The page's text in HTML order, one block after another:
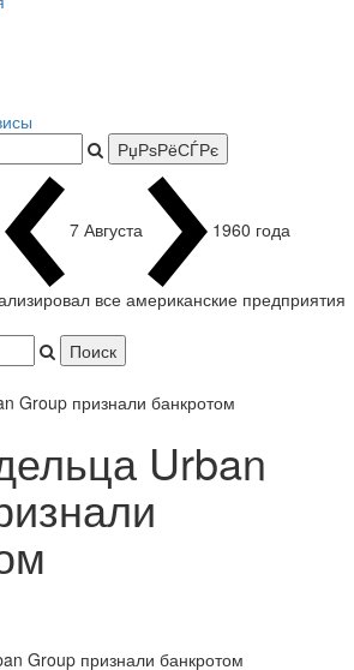
7 Августа 1960 года
все американские предприятия
Group признали банкротом
Urban